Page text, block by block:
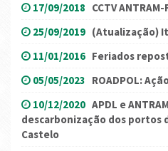
17/09/2018 CCTV ANTRAM-
25/09/2019 (Atualização)
11/01/2016 Feriados
05/05/2023 ROADPOL:
10/12/2020 APDL e
descarbonização dos portos
Castelo